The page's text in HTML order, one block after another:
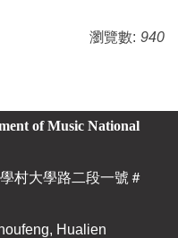
瀏覽數: 940
of Music National
村大學路二段一號＃
Hualien